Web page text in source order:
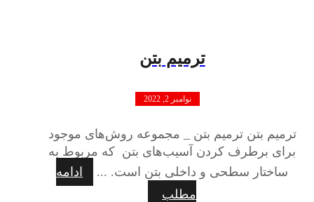
ترمیم بتن
نوامبر 2, 2022
ترمیم بتن ترمیم بتن _ مجموعه روش‌های موجود
برای برطرف کردن آسیب‌های بتن که مربوط به
ساختار سطحی و داخلی بتن است. ...
ادامه
مطلب